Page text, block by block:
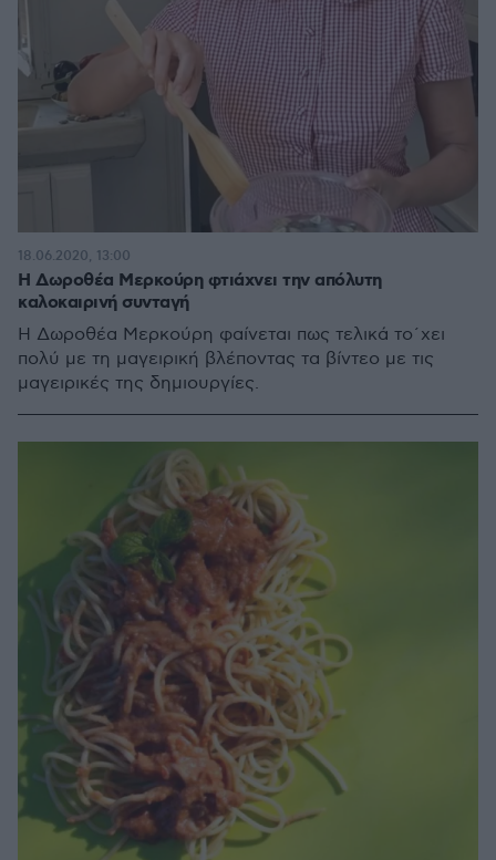
H Δωροθέα Μερκούρη φτιάχνει την απόλυτη
καλοκαιρινή συνταγή
Η Δωροθέα Μερκούρη φαίνεται πως τελικά το΄χει
πολύ με τη μαγειρική βλέποντας τα βίντεο με τις
μαγειρικές της δημιουργίες.
18.06.2020, 13:00